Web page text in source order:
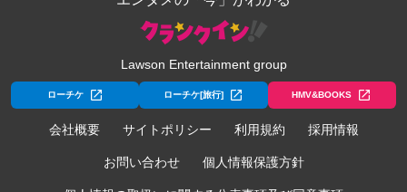
Lawson Entertainment group
ローチケ ローチケ[旅行] HMV&BOOKS
会社概要 サイトポリシー 利用規約 採用情報
お問い合わせ 個人情報保護方針